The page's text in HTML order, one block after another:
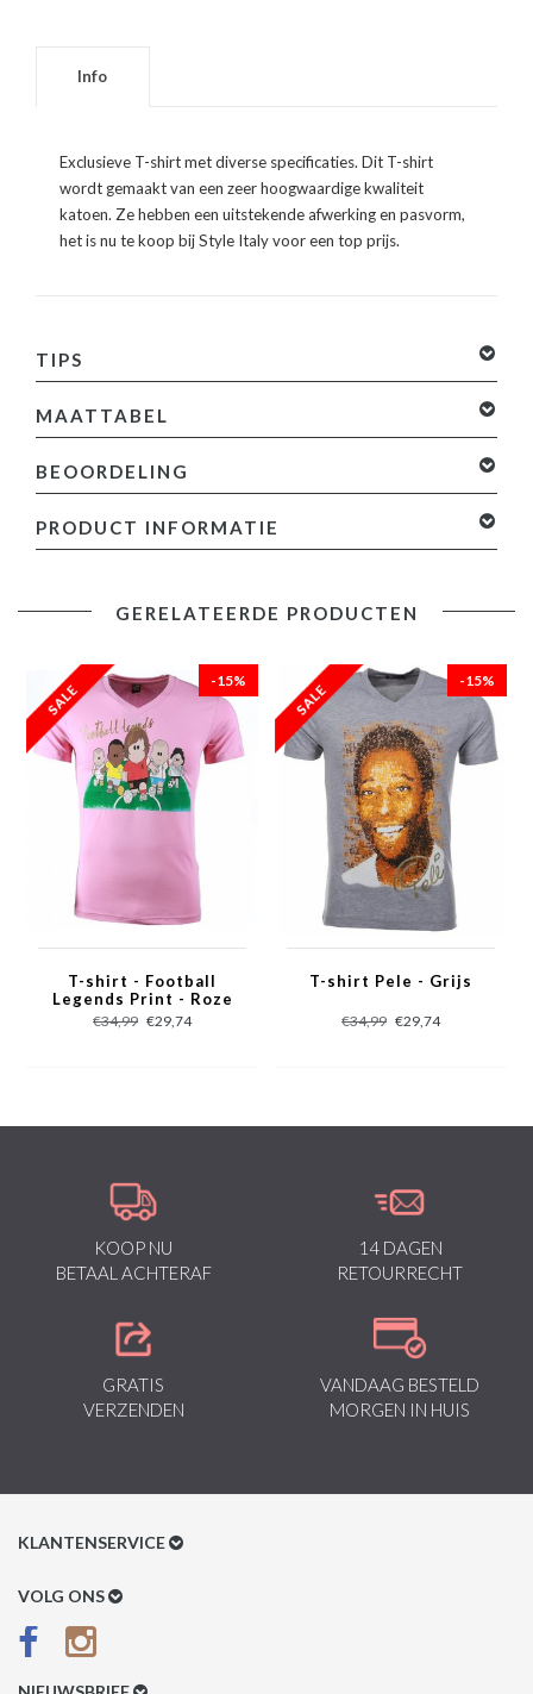
Info
Exclusieve T-shirt met diverse specificaties. Dit T-shirt
wordt gemaakt van een zeer hoogwaardige kwaliteit
katoen. Ze hebben een uitstekende afwerking en pasvorm,
het is nu te koop bij Style Italy voor een top prijs.
TIPS
MAATTABEL
BEOORDELING
toevoegen
PRODUCT INFORMATIE
- Kleur: Zie Afbeelding
- Kraag: Ronde hals
- Mouwen: Korte Mouw
- Patroon: Bedrukt
- Kwalitatief Hoogwaardige Afwerking
- Materiaal: 93% Katoen en 7% Polyester
- Pasvorm: Getailleerd Italiaans
- Wasvoorschrift: Machinewas 30 graden, Binnenste buiten wassen
(Niet in de droger)
GERELATEERDE PRODUCTEN
-15%
T-shirt - Football
Legends Print - Roze
€34,99 €29,74
-15%
T-shirt Pele - Grijs
€34,99 €29,74
KOOP NU
BETAAL ACHTERAF
14 DAGEN
RETOURRECHT
GRATIS
VERZENDEN
VANDAAG BESTELD
MORGEN IN HUIS
KLANTENSERVICE
Klantenservice
Betaalmethoden
VOLG ONS